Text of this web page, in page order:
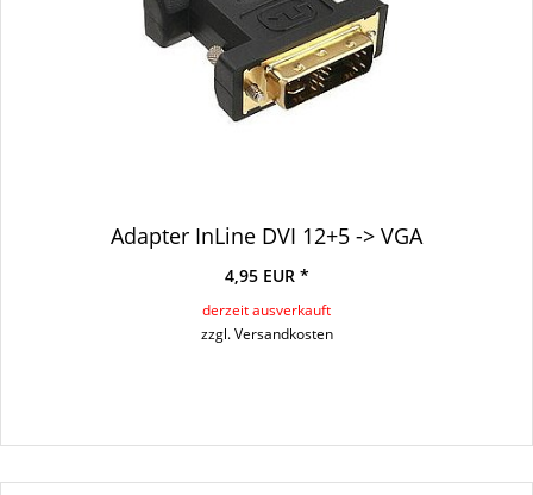
Adapter InLine DVI 12+5 -> VGA
4,95 EUR *
derzeit ausverkauft
zzgl. Versandkosten